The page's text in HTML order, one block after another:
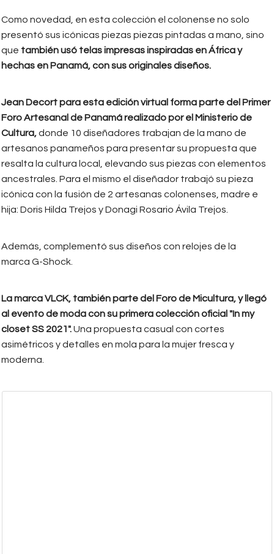
Como novedad, en esta colección el colonense no solo
presentó sus icónicas piezas piezas pintadas a mano, sino
que también usó telas impresas inspiradas en África y
hechas en Panamá, con sus originales diseños.
Jean Decort para esta edición virtual forma parte del Primer
Foro Artesanal de Panamá realizado por el Ministerio de
Cultura,donde 10 diseñadores trabajan de la mano de
artesanos panameños para presentar su propuesta que
resalta la cultura local, elevando sus piezas con elementos
ancestrales. Para el mismo el diseñador trabajó su pieza
icónica con la fusión de 2 artesanas colonenses, madre e
hija: Doris Hilda Trejos y Donagi Rosario Ávila Trejos.
Además, complementó sus diseños con relojes de la
marca G-Shock.
La marca VLCK, también parte del Foro de Micultura, y llegó
al evento de moda con su primera colección oficial "In my
closet SS 2021".Una propuesta casual con cortes
asimétricos y detalles en mola para la mujer fresca y
moderna.